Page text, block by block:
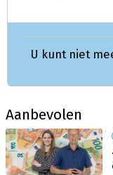
U kunt niet
Aanbevolen